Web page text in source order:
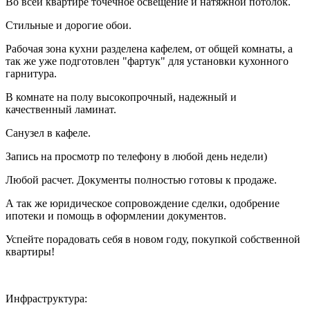
Стильные и дорогие обои.
Рабочая зона кухни разделена кафелем, от общей комнаты, а
так же уже подготовлен "фартук" для установки кухонного
гарнитура.
В комнате на полу высокопрочный, надежный и
качественный ламинат.
Санузел в кафеле.
Запись на просмотр по телефону в любой день недели)
Любой расчет. Документы полностью готовы к продаже.
А так же юридическое сопровождение сделки, одобрение
ипотеки и помощь в оформлении документов.
Успейте порадовать себя в новом году, покупкой собственной
квартиры!
Инфраструктура: